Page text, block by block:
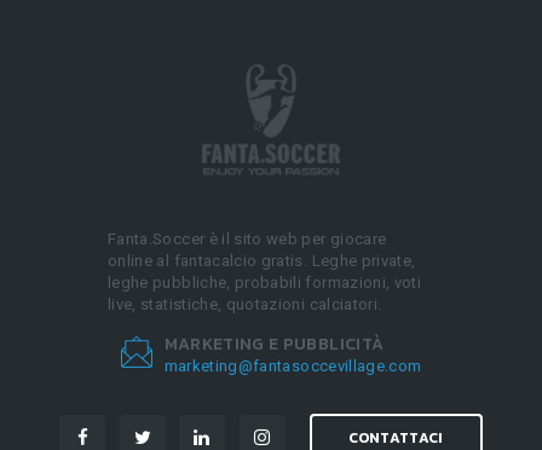
Fanta.Soccer è il sito web per giocare
online al fantacalcio gratis. Leghe private,
leghe pubbliche, probabili formazioni, voti
live, statistiche, quotazioni calciatori.
MARKETING E PUBBLICITÀ
marketing@fantasoccevillage.com
CONTATTACI